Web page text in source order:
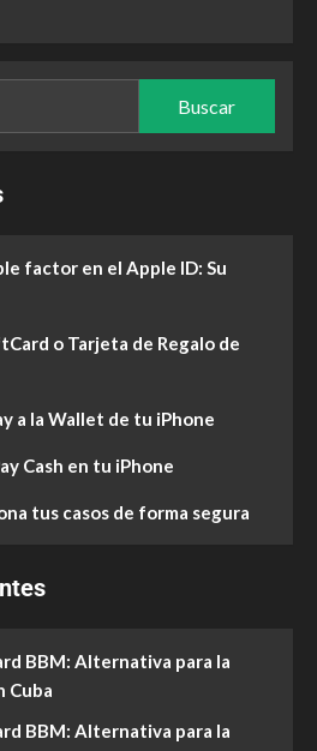
factor en el Apple ID: Su
o Tarjeta de Regalo de
a la Wallet de tu iPhone
Cash en tu iPhone
tus casos de forma segura
BBM: Alternativa para la
Cuba
BBM: Alternativa para la